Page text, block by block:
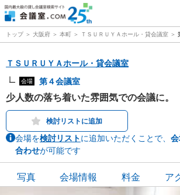
トップ 大阪府 本町 ＴＳＵＲＵＹＡホール・貸会議室
ＴＳＵＲＵＹＡホール・貸会議室
会場 第４会議室
少人数の落ち着いた雰囲気での会議に。
検討リストに追加
会場を検討リストに追加いただくことで、
合わせが可能です
写真 会場情報 料金 ア